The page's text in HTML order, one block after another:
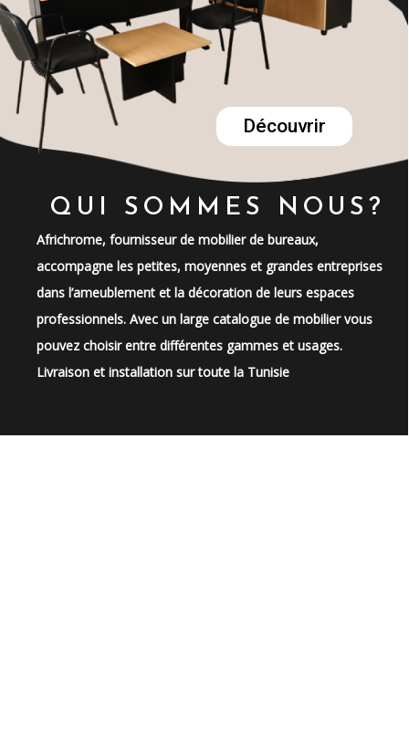
QUI SOMMES NOUS?
Découvrir
Africhrome, fournisseur de mobilier de bureaux,
accompagne les petites, moyennes et grandes entreprises
dans l’ameublement et la décoration de leurs espaces
professionnels. Avec un large catalogue de mobilier vous
pouvez choisir entre différentes gammes et usages.
Livraison et installation sur toute la Tunisie